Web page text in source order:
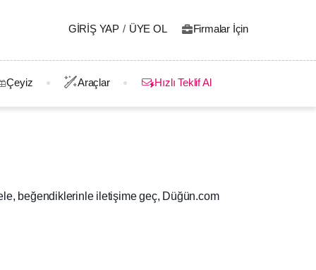
GIRIŞ YAP / ÜYE OL Firmalar İçin
Çeyiz Araçlar Hızlı Teklif Al
beğendiklerinle iletişime geç, Düğün.com